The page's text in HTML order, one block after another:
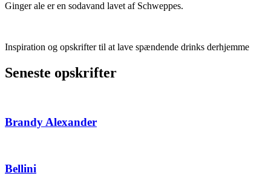
Ginger ale er en sodavand lavet af Schweppes.
Inspiration og opskrifter til at lave spændende drinks derhjemme
Seneste opskrifter
Brandy Alexander
Bellini